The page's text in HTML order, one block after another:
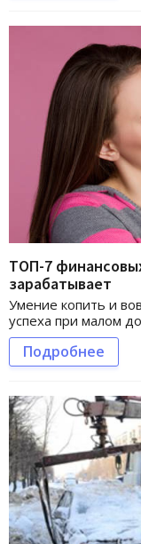
ТОП-7
зарабатывает
Умение копить и
успеха при малом
Подробнее